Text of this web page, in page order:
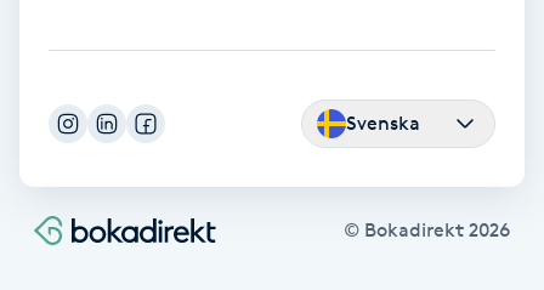
NBE-massage
Ny frisyr
Svenska
© Bokadirekt 2026